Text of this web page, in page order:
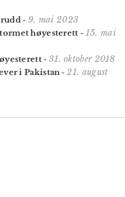
- 9. mai 2023
høyesterett - 15. mai
- 31. oktober 2018
i Pakistan-21. august